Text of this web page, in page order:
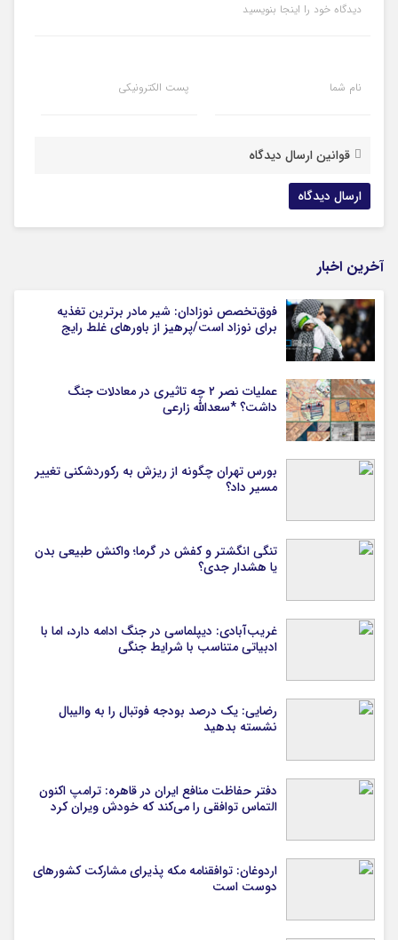
دیدگاه خود را اینجا بنویسید
نام شما پست الکترونیکی
قوانین ارسال دیدگاه
آخرین اخبار
فوق‌تخصص نوزادان: شیر مادر برترین تغذیه
برای نوزاد است/پرهیز از باورهای غلط رایج
عملیات نصر ۲ چه تاثیری در معادلات جنگ
داشت؟ *سعدالله زارعی
بورس تهران چگونه از ریزش به رکوردشکنی تغییر
مسیر داد؟
تنگی انگشتر و کفش در گرما؛ واکنش طبیعی بدن
یا هشدار جدی؟
غریب‌آبادی: دیپلماسی در جنگ ادامه دارد، اما با
ادبیاتی متناسب با شرایط جنگی
رضایی: یک درصد بودجه فوتبال را به والیبال
نشسته بدهید
دفتر حفاظت منافع ایران در قاهره: ترامپ اکنون
التماس توافقی را می‌کند که خودش ویران کرد
اردوغان: توافقنامه مکه پذیرای مشارکت کشورهای
دوست است